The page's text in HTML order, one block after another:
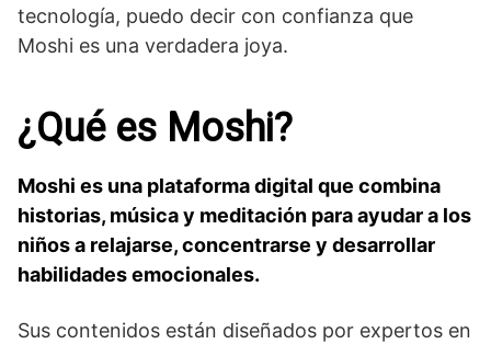
tecnología, puedo decir con confianza que
Moshi es una verdadera joya.
¿Qué es Moshi?
Moshi es una plataforma digital que combina
historias, música y meditación para ayudar a los
niños a relajarse, concentrarse y desarrollar
habilidades emocionales.
Sus contenidos están diseñados por expertos en